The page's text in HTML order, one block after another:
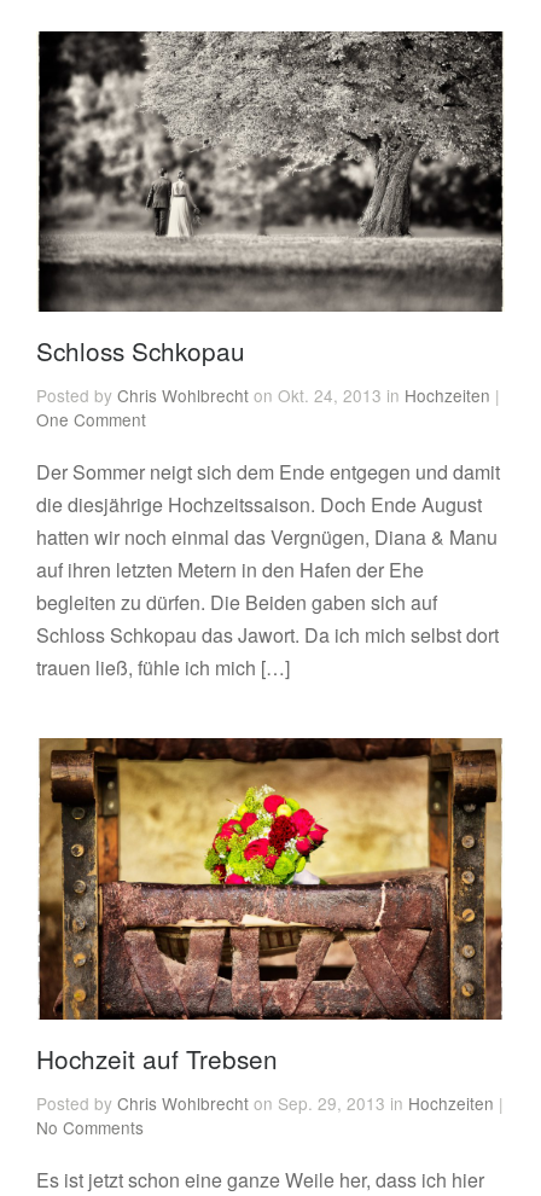
Schloss Schkopau
Posted by Chris Wohlbrecht on Okt. 24, 2013 in Hochzeiten |
One Comment
Der Sommer neigt sich dem Ende entgegen und damit
die diesjährige Hochzeitssaison. Doch Ende August
hatten wir noch einmal das Vergnügen, Diana & Manu
auf ihren letzten Metern in den Hafen der Ehe
begleiten zu dürfen. Die Beiden gaben sich auf
Schloss Schkopau das Jawort. Da ich mich selbst dort
trauen ließ, fühle ich mich […]
Hochzeit auf Trebsen
Posted by Chris Wohlbrecht on Sep. 29, 2013 in Hochzeiten |
No Comments
Es ist jetzt schon eine ganze Weile her, dass ich hier